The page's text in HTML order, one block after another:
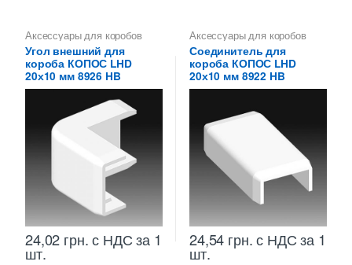
Аксессуары для коробов
Угол внешний для
короба КОПОС LHD
20х10 мм 8926 HB
24,02 грн.с НДС за 1
шт.
Аксессуары для коробов
Соединитель для
короба КОПОС LHD
20х10 мм 8922 HB
24,54 грн.с НДС за 1
шт.